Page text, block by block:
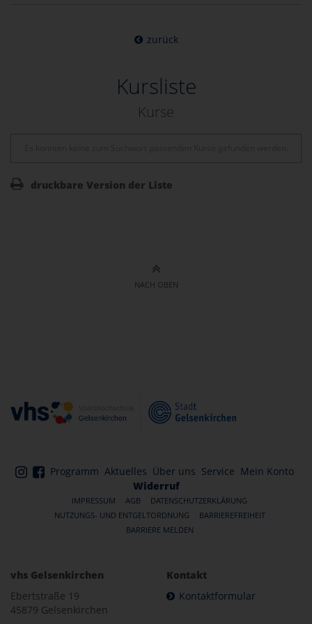
zurück
Kursliste
Kurse
druckbare Version der Liste
NACH OBEN
Programm Aktuelles Über uns Service Mein Konto
Widerruf
IMPRESSUM AGB
DATENSCHUTZERKLÄRUNG
NUTZUNGS- UND ENTGELTORDNUNG
BARRIEREFREIHEIT
BARRIERE MELDEN
vhs Gelsenkirchen
Ebertstraße 19
45879 Gelsenkirchen
Kontakt
Kontaktformular